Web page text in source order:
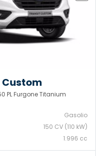
Custom
PL Furgone Titanium
Gasolio
150 CV (110 kW)
1.996 cc